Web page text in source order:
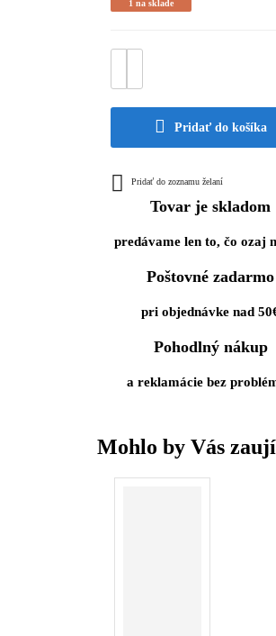
1 na sklade
Pridať do košíka
Pridať do zoznamu želaní
Tovar je skladom
predávame len to, čo ozaj
Poštovné zadarmo
pri objednávke nad
Pohodlný nákup
a reklamácie bez
Mohlo by Vás